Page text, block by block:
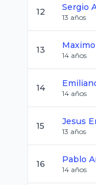
12 Sergio
13 años
13 Maximo
14 años
14
14 años
15 Jesus
13 años
16 Pablo
14 años